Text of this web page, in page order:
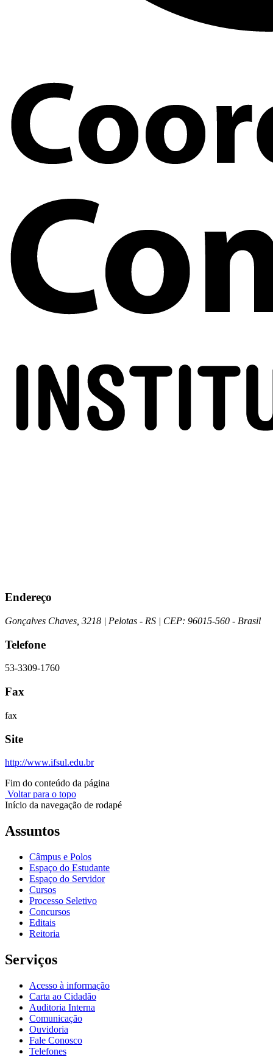
Endereço
Gonçalves Chaves, 3218 | Pelotas - RS | CEP: 96015-560 - Brasil
Telefone
53-3309-1760
Fax
fax
Site
http://www.ifsul.edu.br
Fim do conteúdo da página
Voltar para o topo
Início da navegação de rodapé
Assuntos
Câmpus e Polos
Espaço do Estudante
Espaço do Servidor
Cursos
Processo Seletivo
Concursos
Editais
Reitoria
Serviços
Acesso à informação
Carta ao Cidadão
Auditoria Interna
Comunicação
Ouvidoria
Fale Conosco
Telefones